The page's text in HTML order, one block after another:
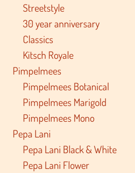
Streetstyle
30 year anniversary
Classics
Kitsch Royale
Pimpelmees
Pimpelmees Botanical
Pimpelmees Marigold
Pimpelmees Mono
Pepa Lani
Pepa Lani Black & White
Pepa Lani Flower